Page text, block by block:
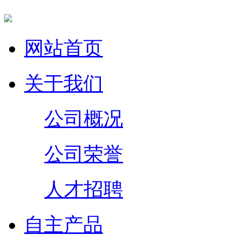
网站首页
关于我们
公司概况
公司荣誉
人才招聘
自主产品